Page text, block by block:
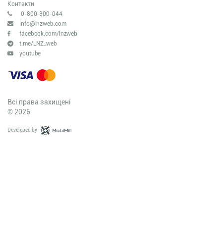
Контакти
0-800-300-044
info@lnzweb.com
facebook.com/lnzweb
t.me/LNZ_web
youtube
Всі права захищені
© 2026
Developed by